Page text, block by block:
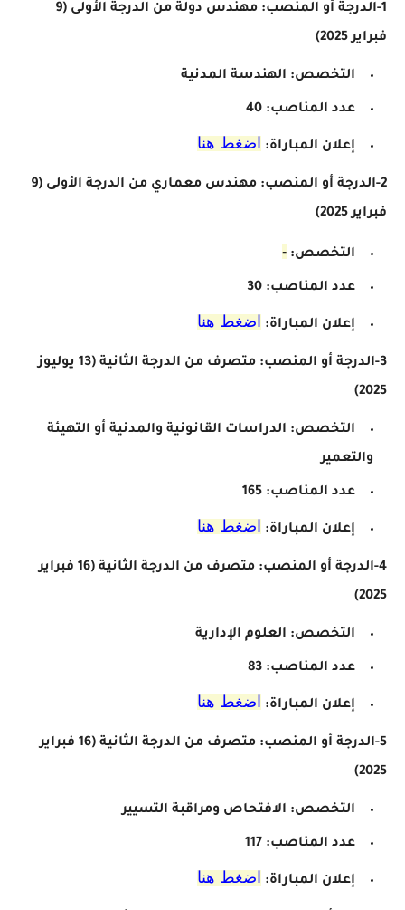
1-الدرجة أو المنصب: مهندس دولة من الدرجة الأولى
(9
فبراير 2025)
التخصص: الهندسة المدنية
عدد المناصب: 40
إعلان المباراة: اضغط هنا
2-الدرجة أو المنصب: مهندس معماري من الدرجة الأولى
(9
فبراير 2025)
التخصص: -
عدد المناصب: 30
إعلان المباراة: اضغط هنا
3-الدرجة أو المنصب: متصرف من الدرجة الثانية
(13 يوليوز
2025)
التخصص: الدراسات القانونية والمدنية أو التهيئة
والتعمير
عدد المناصب: 165
إعلان المباراة: اضغط هنا
4-الدرجة أو المنصب: متصرف من الدرجة الثانية
(16 فبراير
2025)
التخصص: العلوم الإدارية
عدد المناصب: 83
إعلان المباراة: اضغط هنا
5-الدرجة أو المنصب: متصرف من الدرجة الثانية
(16 فبراير
2025)
التخصص: الافتحاص ومراقبة التسيير
عدد المناصب: 117
إعلان المباراة: اضغط هنا